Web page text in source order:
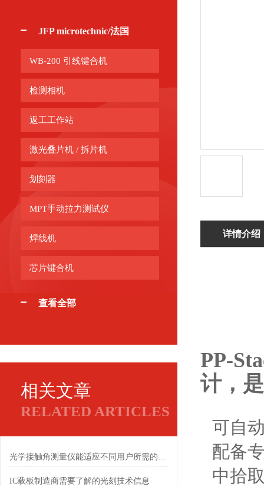
JFP microtechnic/法国
WB-200 引线键合机
检测相机
返工工作站
激光叠片机 / 拆片机
划刻器
MPT手动拉力测试仪
焊线机
芯片键合机
查看全部
相关文章
RELATED ARTICLES
光学接触角测量仪能适应不同用户所需的场合
IC载板制造商需要了解的光刻技术信息
详情介绍
PP-
计，
可自
配备
中拾